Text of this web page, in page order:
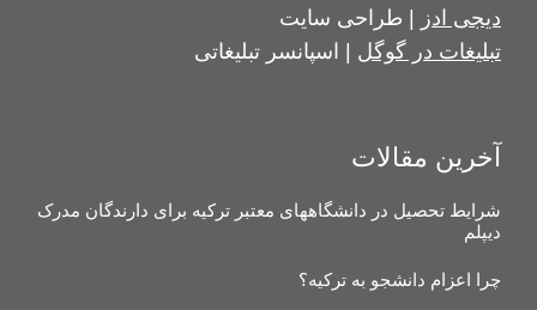
دیجی ادز
| طراحی سایت
تبلیغات در گوگل | اسپانسر تبلیغاتی
آخرین مقالات
شرایط تحصیل در دانشگاههای معتبر ترکیه برای دارندگان مدرک
دیپلم
چرا اعزام دانشجو به ترکیه؟